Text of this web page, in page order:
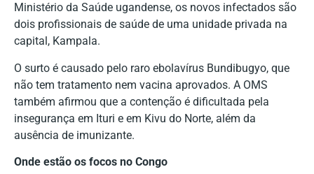
Ministério da Saúde ugandense, os novos infectados são
dois profissionais de saúde de uma unidade privada na
capital, Kampala.
O surto é causado pelo raro ebolavírus Bundibugyo, que
não tem tratamento nem vacina aprovados. A OMS
também afirmou que a contenção é dificultada pela
insegurança em Ituri e em Kivu do Norte, além da
ausência de imunizante.
Onde estão os focos no Congo